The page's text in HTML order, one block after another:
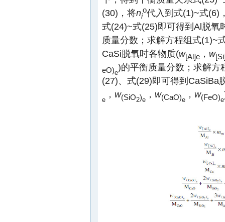
(30)，将ni
o代入到式(1)~式(6)
式(24)~式(25)即可得到Al脱氧
质量分数；求解方程组式(1)~
CaSi脱氧时各物质(w[Al]e ， w
eO)e
)的平衡质量分数；求解方
(27)、式(29)即可得到CaSiBa
e
， w(SiO2)e
， w(CaO)e
， w(FeO)e